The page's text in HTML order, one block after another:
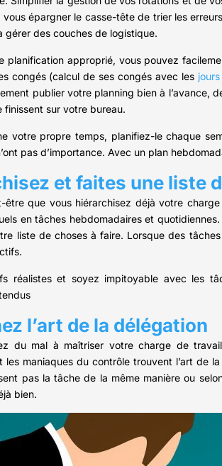
vous épargner le casse-tête de trier les
gérer des couches de logistique.
planification approprié, vous pouvez
congés (calcul de ses congés avec les
publier votre planning bien à l’avance,
finissent sur votre bureau.
votre propre temps, planifiez-le chaque
pas d’importance. Avec un plan
et faites une liste
être que vous hiérarchisez déjà votre
en tâches hebdomadaires et
liste de choses à faire. Lorsque des
réalistes et soyez impitoyable avec les
l’art de la délégation
du mal à maîtriser votre charge de
les maniaques du contrôle trouvent l’art de
pas la tâche de la même manière ou
bien.